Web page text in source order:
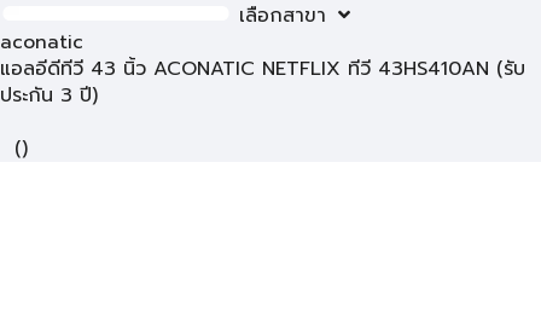
เลือกสาขา
aconatic
แอลอีดีทีวี 43 นิ้ว ACONATIC NETFLIX ทีวี 43HS410AN (รับ
ประกัน 3 ปี)
()